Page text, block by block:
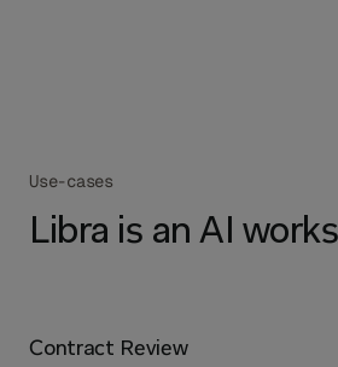
Use-cases
Libra is an AI
Contract Review